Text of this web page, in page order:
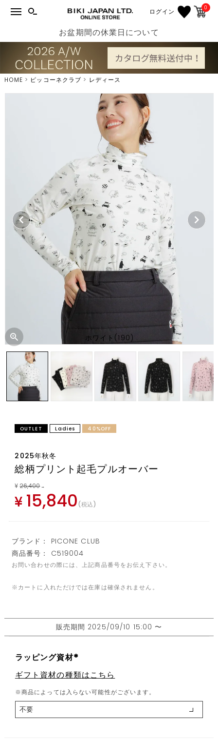
ログイン 0
お盆期間の休業日について
HOME ピッコーネクラブ レディース
ホワイト(190)
OUTLET Ladies 40%OFF
2025年秋冬
総柄プリント起毛プルオーバー
¥ 26,400 →
¥ 15,840 税込
ブランド： PICONE CLUB
商品番号： C519004
お問い合わせの際には、上記商品番号をお伝え下さい。
※カートに入れただけでは在庫は確保されません。
販売期間 2025/09/10 15:00 〜
ラッピング資材
(
必
須
)
ギフト資材の種類はこちら
※商品によっては入らない可能性がございます。